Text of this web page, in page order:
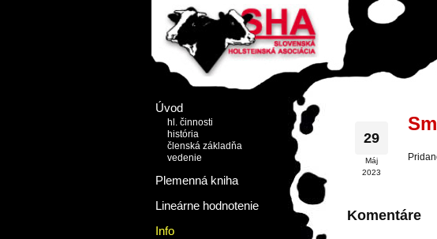
Úvod
hl. činnosti
história
členská základňa
vedenie
Plemenná kniha
Lineárne hodnotenie
Info
29
Máj
2023
Komentáre